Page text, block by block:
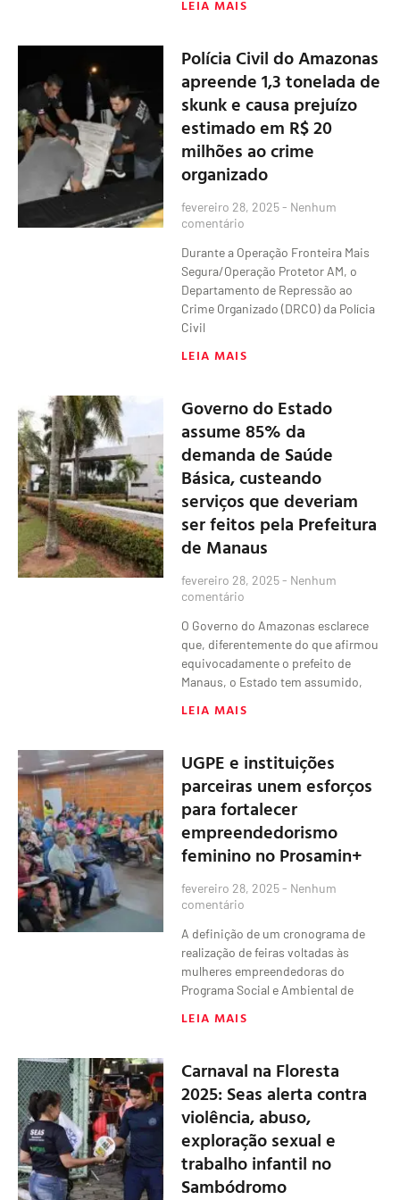
LEIA MAIS
Polícia Civil do Amazonas
apreende 1,3 tonelada de
skunk e causa prejuízo
estimado em R$ 20
milhões ao crime
organizado
fevereiro 28, 2025 Nenhum
comentário
Durante a Operação Fronteira Mais
Segura/Operação Protetor AM, o
Departamento de Repressão ao
Crime Organizado (DRCO) da Polícia
Civil
LEIA MAIS
Governo do Estado
assume 85% da
demanda de Saúde
Básica, custeando
serviços que deveriam
ser feitos pela Prefeitura
de Manaus
fevereiro 28, 2025 Nenhum
comentário
O Governo do Amazonas esclarece
que, diferentemente do que afirmou
equivocadamente o prefeito de
Manaus, o Estado tem assumido,
LEIA MAIS
UGPE e instituições
parceiras unem esforços
para fortalecer
empreendedorismo
feminino no Prosamin+
fevereiro 28, 2025 Nenhum
comentário
A definição de um cronograma de
realização de feiras voltadas às
mulheres empreendedoras do
Programa Social e Ambiental de
LEIA MAIS
Carnaval na Floresta
2025: Seas alerta contra
violência, abuso,
exploração sexual e
trabalho infantil no
Sambódromo